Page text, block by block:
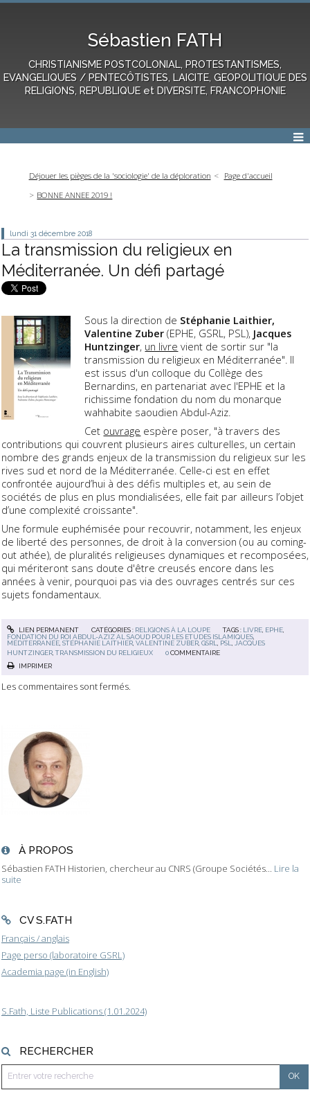
Sébastien FATH
CHRISTIANISME POSTCOLONIAL, PROTESTANTISMES,
EVANGELIQUES / PENTECÔTISTES, LAICITE, GEOPOLITIQUE DES
RELIGIONS, REPUBLIQUE et DIVERSITE, FRANCOPHONIE
À PROPOS
Sébastien FATH Historien, chercheur au CNRS (Groupe Sociétés... Lire la
suite
CV S.FATH
Français / anglais
Page perso (laboratoire GSRL)
Academia page (in English)
S.Fath, Liste Publications (1.01.2024)
RECHERCHER
Déjouer les pièges de la 'sociologie' de la déploration
Page d'accueil
BONNE ANNEE 2019 !
lundi 31 décembre 2018
La transmission du religieux en
Méditerranée. Un défi partagé
Sous la direction de Stéphanie Laithier,
Valentine Zuber (EPHE, GSRL, PSL), Jacques
Huntzinger, un livre vient de sortir sur "la
transmission du religieux en Méditerranée". Il
est issus d'un colloque du Collège des
Bernardins, en partenariat avec l'EPHE et la
richissime fondation du nom du monarque
wahhabite saoudien Abdul-Aziz.
Cet ouvrage espère poser, "à travers des
contributions qui couvrent plusieurs aires culturelles, un certain
nombre des grands enjeux de la transmission du religieux sur les
rives sud et nord de la Méditerranée. Celle-ci est en effet
confrontée aujourd’hui à des défis multiples et, au sein de
sociétés de plus en plus mondialisées, elle fait par ailleurs l’objet
d’une complexité croissante".
Une formule euphémisée pour recouvrir, notamment, les enjeux
de liberté des personnes, de droit à la conversion (ou au coming-
out athée), de pluralités religieuses dynamiques et recomposées,
qui mériteront sans doute d'être creusés encore dans les
années à venir, pourquoi pas via des ouvrages centrés sur ces
sujets fondamentaux.
LIEN PERMANENT CATÉGORIES : RELIGIONS À LA LOUPE TAGS : LIVRE EPHE
FONDATION DU ROI ABDUL-AZIZ AL SAOUD POUR LES ETUDES ISLAMIQUES
MÉDITERRANÉE ,STÉPHANIE LAITHIER ,VALENTINE ZUBER ,GSRL PSL
JACQUES
HUNTZINGER ,TRANSMISSION DU RELIGIEUX 0 COMMENTAIRE
IMPRIMER
Les commentaires sont fermés.